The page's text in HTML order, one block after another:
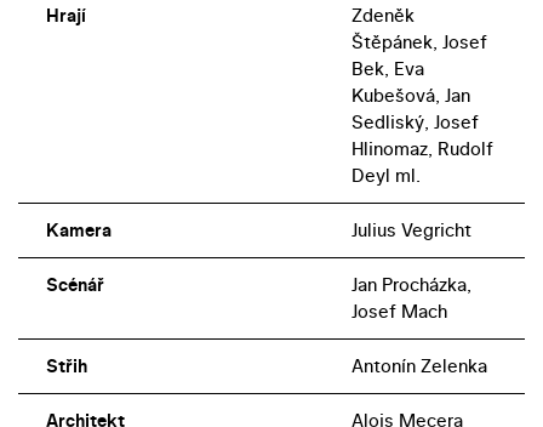
Hrají
Zdeněk
Štěpánek, Josef
Bek, Eva
Kubešová, Jan
Sedliský, Josef
Hlinomaz, Rudolf
Deyl ml.
Kamera Julius Vegricht
Scénář
Jan Procházka,
Josef Mach
Střih Antonín Zelenka
Architekt Alois Mecera